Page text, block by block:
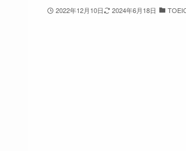
2022年12月10日 2024年6月18日